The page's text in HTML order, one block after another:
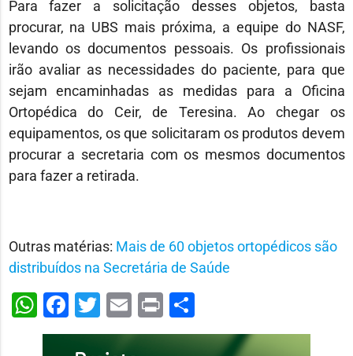
Para fazer a solicitação desses objetos, basta
procurar, na UBS mais próxima, a equipe do NASF,
levando os documentos pessoais. Os profissionais
irão avaliar as necessidades do paciente, para que
sejam encaminhadas as medidas para a Oficina
Ortopédica do Ceir, de Teresina. Ao chegar os
equipamentos, os que solicitaram os produtos devem
procurar a secretaria com os mesmos documentos
para fazer a retirada.
Outras matérias: Mais de 60 objetos ortopédicos são
distribuídos na Secretária de Saúde
WhatsApp
Facebook
Twitter
Email
PrintShare